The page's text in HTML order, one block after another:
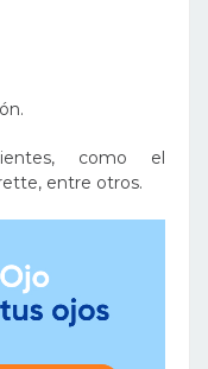
como el
entre otros.